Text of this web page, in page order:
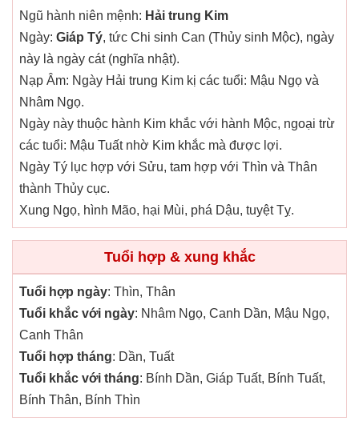
Ngũ hành niên mệnh: Hải trung Kim
Ngày: Giáp Tý, tức Chi sinh Can (Thủy sinh Mộc), ngày
này là ngày cát (nghĩa nhật).
Nạp Âm: Ngày Hải trung Kim kị các tuổi: Mậu Ngọ và
Nhâm Ngọ.
Ngày này thuộc hành Kim khắc với hành Mộc, ngoại trừ
các tuổi: Mậu Tuất nhờ Kim khắc mà được lợi.
Ngày Tý lục hợp với Sửu, tam hợp với Thìn và Thân
thành Thủy cục.
Xung Ngọ, hình Mão, hại Mùi, phá Dậu, tuyệt Tỵ.
Tuổi hợp & xung khắc
Tuổi hợp ngày: Thìn, Thân
Tuổi khắc với ngày: Nhâm Ngọ, Canh Dần, Mậu Ngọ,
Canh Thân
Tuổi hợp tháng: Dần, Tuất
Tuổi khắc với tháng: Bính Dần, Giáp Tuất, Bính Tuất,
Bính Thân, Bính Thìn